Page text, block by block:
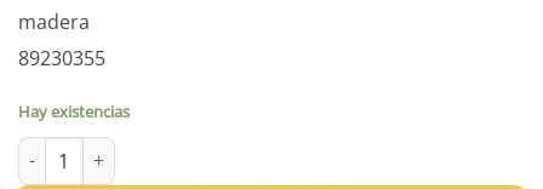
madera
89230355
Hay existencias
KATAMINO TOWER cantidad